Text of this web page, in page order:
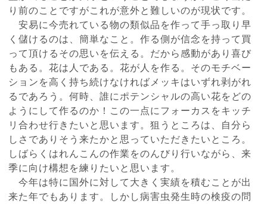
り前のことですがこれが意外と難しいのが現状です。
安易に今売れている物の類似品を作って手っ取り早
く儲けるのは、簡単なこと。作る側が信念を持って買
って頂けるその思いを伝える。だから感動があり喜び
もある。花は人である。花が人を作る。そのモチベー
ションを高く持ち続けなければメッキはいずれ剥がれ
るであろう。何時、誰にポテンシャルの高い花をどの
ようにして作るのか！この一点にフォーカスをキッチ
リ合わせ行きたいと思います。狙うところは、自分ら
しさでありそう来たかと思っていただきたいところ。
しばらくはれんこんの作業をのんびり行いながら、来
季に向け構想を練りたいと思います。
今年は特に国外に対して大きく実績を積むことが出
来た年でもあります。しかし病害虫発生時の検疫の問